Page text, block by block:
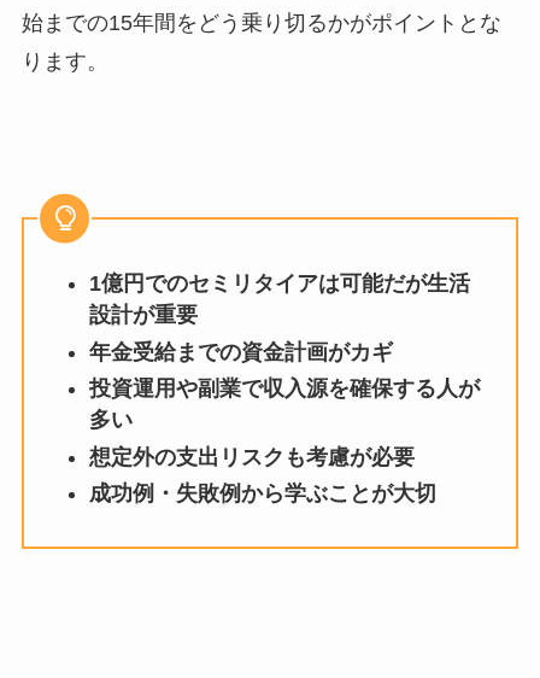
始までの15年間をどう乗り切るかがポイントとな
ります。
1億円でのセミリタイアは可能だが生活
設計が重要
年金受給までの資金計画がカギ
投資運用や副業で収入源を確保する人が
多い
想定外の支出リスクも考慮が必要
成功例・失敗例から学ぶことが大切